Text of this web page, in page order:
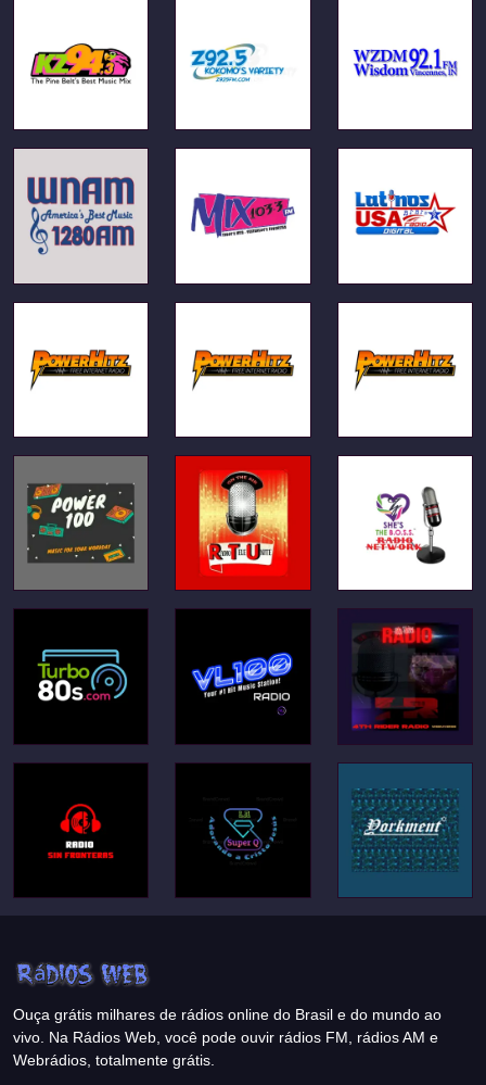
Ouça grátis milhares de rádios online do Brasil e do mundo ao
vivo. Na Rádios Web, você pode ouvir rádios FM, rádios AM e
Webrádios, totalmente grátis.